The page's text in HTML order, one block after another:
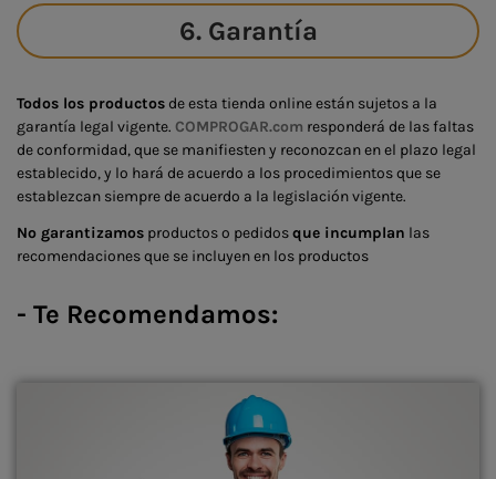
6. Garantía
Todos los productos de esta tienda online están sujetos a la
garantía legal vigente. COMPROGAR.com responderá de las faltas
de conformidad, que se manifiesten y reconozcan en el plazo legal
establecido, y lo hará de acuerdo a los procedimientos que se
establezcan siempre de acuerdo a la legislación vigente.
No garantizamos productos o pedidosque incumplan las
recomendaciones que se incluyen en los productos
- Te Recomendamos: